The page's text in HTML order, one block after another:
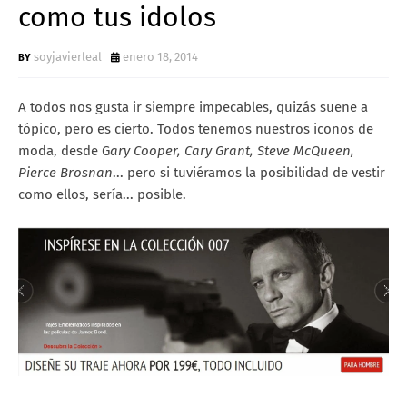
como tus idolos
soyjavierleal enero 18, 2014
A todos nos gusta ir siempre impecables, quizás suene a
tópico, pero es cierto. Todos tenemos nuestros iconos de
moda, desde Gary Cooper, Cary Grant, Steve McQueen,
Pierce Brosnan... pero si tuviéramos la posibilidad de vestir
como ellos, sería... posible.